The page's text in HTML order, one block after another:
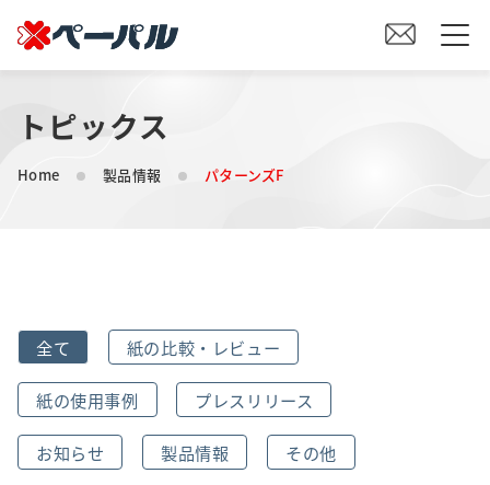
HOME
初めての方へ
会社案内
事業内容
トピックス
Home 製品情報 パターンズF
全て 紙の比較・レビュー
紙の使用事例 プレスリリース
お知らせ 製品情報 その他